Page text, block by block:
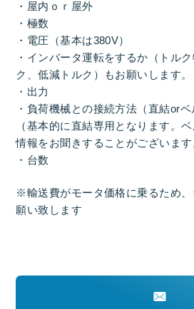
・屋内ｏｒ屋外
・極数
・電圧（基本は380V）
・インバータ運転をするか（トル
ク、低減トルク）もお願いします。
・出力
・負荷機械との接続方法（直結orベ
（基本的に直結専用となります。
情報をお聞きすることがございます
・台数
※輸送費がモータ価格に乗るため
願い致します